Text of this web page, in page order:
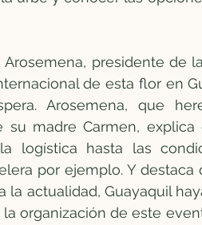
Arosemena, presidente de
de esta flor en
Arosemena, que
su madre Carmen,
logística hasta las
por ejemplo. Y
la actualidad, Guayaquil
organización de este